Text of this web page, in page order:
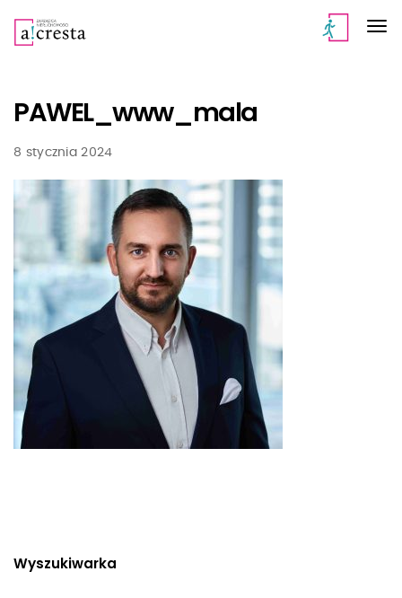
PAWEL_www_mala
8 stycznia 2024
Wyszukiwarka